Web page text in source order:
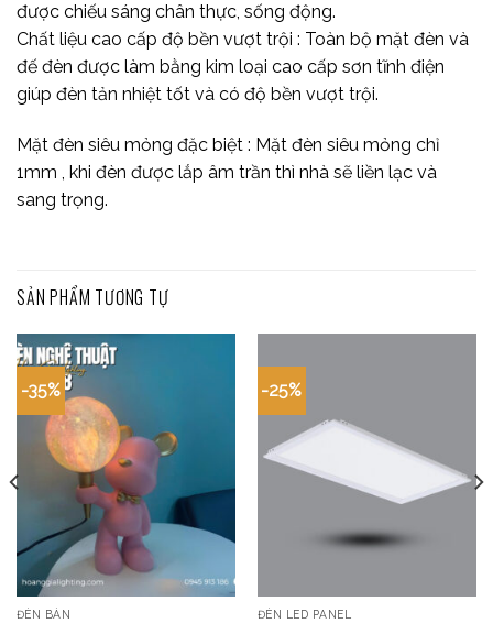
được chiếu sáng chân thực, sống động.
Chất liệu cao cấp độ bền vượt trội : Toàn bộ mặt đèn và
đế đèn được làm bằng kim loại cao cấp sơn tĩnh điện
giúp đèn tản nhiệt tốt và có độ bền vượt trội.
Mặt đèn siêu mỏng đặc biệt : Mặt đèn siêu mỏng chỉ
1mm , khi đèn được lắp âm trần thì nhà sẽ liền lạc và
sang trọng.
SẢN PHẨM TƯƠNG TỰ
-35%
ĐÈN BÀN
-25%
ĐÈN LED PANEL